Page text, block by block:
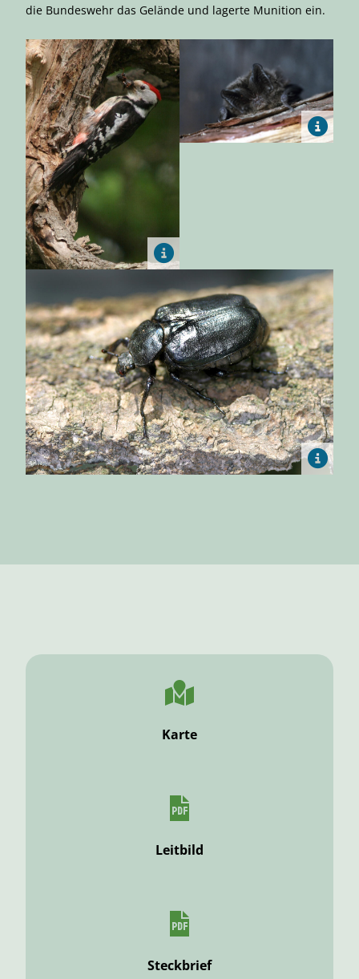
die Bundeswehr das Gelände und lagerte Munition ein.
Karte
Leitbild
Steckbrief